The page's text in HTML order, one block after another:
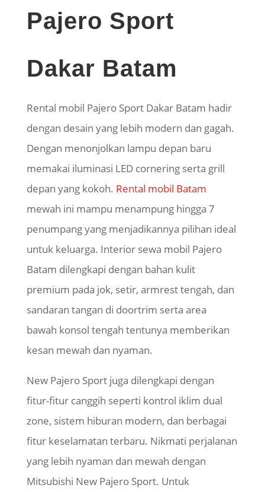
Pajero Sport
Dakar Batam
Rental mobil Pajero Sport Dakar Batam hadir
dengan desain yang lebih modern dan gagah.
Dengan menonjolkan lampu depan baru
memakai iluminasi LED cornering serta grill
depan yang kokoh. Rental mobil Batam
mewah ini mampu menampung hingga 7
penumpang yang menjadikannya pilihan ideal
untuk keluarga. Interior sewa mobil Pajero
Batam dilengkapi dengan bahan kulit
premium pada jok, setir, armrest tengah, dan
sandaran tangan di doortrim serta area
bawah konsol tengah tentunya memberikan
kesan mewah dan nyaman.
New Pajero Sport juga dilengkapi dengan
fitur-fitur canggih seperti kontrol iklim dual
zone, sistem hiburan modern, dan berbagai
fitur keselamatan terbaru. Nikmati perjalanan
yang lebih nyaman dan mewah dengan
Mitsubishi New Pajero Sport. Untuk